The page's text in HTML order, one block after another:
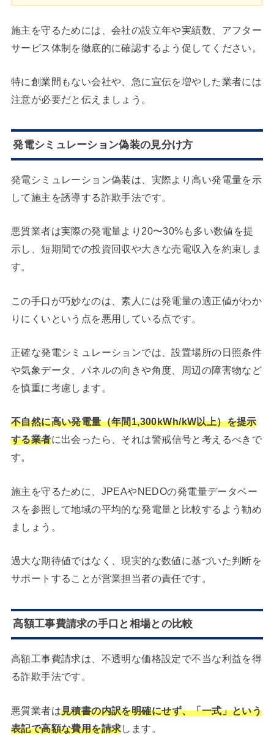
施主を守るためには、会社の設立年や実績数、アフター
サービス体制を徹底的に確認するよう促してください。
特に創業間もない会社や、急に宣伝を増やした業者には
注意が必要だと伝えましょう。
発電シミュレーション偽装の見分け方
発電シミュレーション偽装は、実際より高い発電量を示
して施主を誘導する詐欺手法です。
悪質業者は実際の発電量より20〜30%も多い数値を提
示し、短期間での投資回収や大きな売電収入を約束しま
す。
この手口が巧妙なのは、素人には発電量の適正値がわか
りにくいという点を悪用している点です。
正確な発電シミュレーションでは、設置場所の日照条件
や気象データ、パネルの向きや角度、周辺の障害物など
を慎重に考慮します。
不自然に高い発電量（年間1,300kWh/kW以上）を提示
する業者に出会ったら、それは警戒信号と考えるべきで
す。
施主を守るために、JPEAやNEDOの発電量データベー
スを参照して地域の平均的な発電量と比較するよう勧め
ましょう。
過大な期待値ではなく、現実的な数値に基づいた判断を
サポートすることが営業担当者の責任です。
高額工事費請求の手口と相場との比較
高額工事費請求は、不透明な価格設定で不当な利益を得
る詐欺手法です。
悪質業者は見積書の内訳を明確にせず、「一式」という
表記で高額な費用を請求します。